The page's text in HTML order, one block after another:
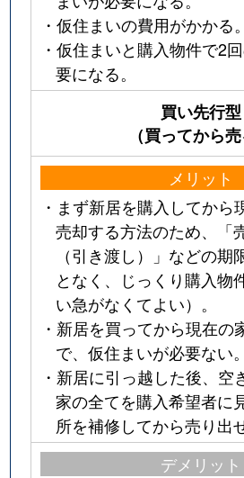
・仮住まいの費用がかかる。
・仮住まいと購入物件で2
要になる。
買い先行型
（買ってから売
メリット
・まず新居を購入してから
売却する方法のため、「
（引き渡し）」などの期
となく、じっくり購入物
い急がなくてよい）。
・新居を買ってから現在の
で、仮住まいが必要ない。
・新居に引っ越した後、空
家の全てを購入希望者に
所を補修してから売り出
デメリット